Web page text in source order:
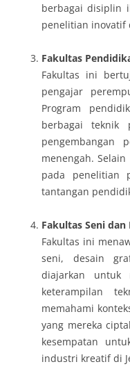
berbagai disiplin
penelitian inovatif
Fakultas
Fakultas ini
pengajar
Program
berbagai teknik
pengembangan
menengah.
pada penelitian
tantangan
Fakultas Seni dan
Fakultas ini
seni, desain
diajarkan untuk
keterampilan
memahami
yang mereka
kesempatan
industri kreatif di